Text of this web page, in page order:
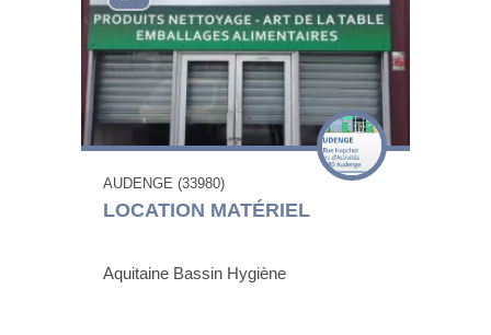
AUDENGE (33980)
LOCATION MATÉRIEL
Aquitaine Bassin Hygiène